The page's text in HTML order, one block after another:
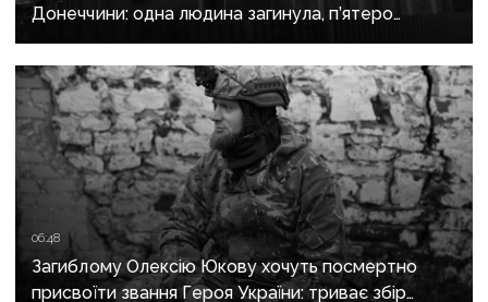
Донеччини: одна людина загинула, п’ятеро
поранені
06:48
Загиблому Олексію Юкову хочуть посмертно
присвоїти звання Героя України: триває збір